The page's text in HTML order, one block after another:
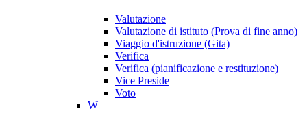
Valutazione
Valutazione di istituto (Prova di fine anno)
Viaggio d'istruzione (Gita)
Verifica
Verifica (pianificazione e restituzione)
Vice Preside
Voto
W